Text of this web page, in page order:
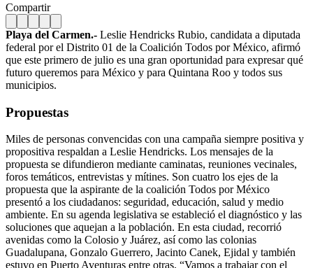
Compartir
Playa del Carmen.- Leslie Hendricks Rubio, candidata a diputada
federal por el Distrito 01 de la Coalición Todos por México, afirmó
que este primero de julio es una gran oportunidad para expresar qué
futuro queremos para México y para Quintana Roo y todos sus
municipios.
Propuestas
Miles de personas convencidas con una campaña siempre positiva y
propositiva respaldan a Leslie Hendricks. Los mensajes de la
propuesta se difundieron mediante caminatas, reuniones vecinales,
foros temáticos, entrevistas y mítines. Son cuatro los ejes de la
propuesta que la aspirante de la coalición Todos por México
presentó a los ciudadanos: seguridad, educación, salud y medio
ambiente. En su agenda legislativa se estableció el diagnóstico y las
soluciones que aquejan a la población. En esta ciudad, recorrió
avenidas como la Colosio y Juárez, así como las colonias
Guadalupana, Gonzalo Guerrero, Jacinto Canek, Ejidal y también
estuvo en Puerto Aventuras entre otras. “Vamos a trabajar con el